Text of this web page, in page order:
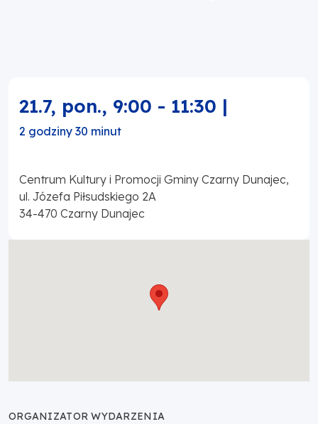
21.7, pon., 9:00 - 11:30 |
2 godziny 30 minut
Centrum Kultury i Promocji Gminy Czarny Dunajec,
ul. Józefa Piłsudskiego 2A
34-470 Czarny Dunajec
ORGANIZATOR WYDARZENIA